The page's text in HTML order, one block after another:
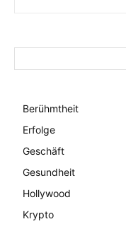
Berühmtheit
Erfolge
Geschäft
Gesundheit
Hollywood
Krypto